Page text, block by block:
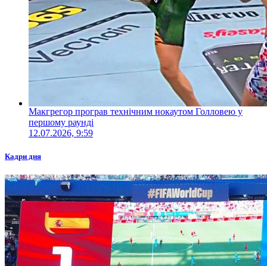
Макгрегор програв технічним нокаутом Голловею у
першому раунді
12.07.2026, 9:59
Кадри дня